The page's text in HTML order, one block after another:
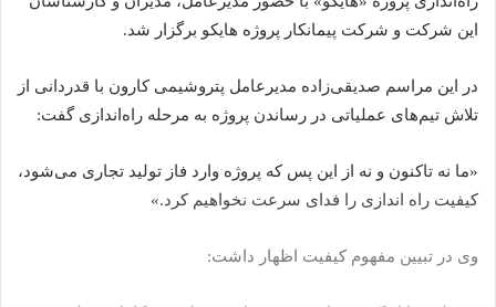
این شرکت و شرکت پیمانکار پروژه هایکو برگزار شد.
در این مراسم صدیقی‌زاده مدیرعامل پتروشیمی کارون با قدردانی از
تلاش‌ تیم‌های عملیاتی در رساندن پروژه به مرحله راه‌اندازی گفت:
«ما نه تاکنون و نه از این پس که پروژه وارد فاز تولید تجاری می‌شود،
کیفیت راه اندازی را فدای سرعت نخواهیم کرد.»
وی در تبیین مفهوم کیفیت اظهار داشت: